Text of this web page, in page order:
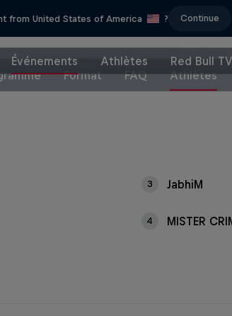
from United States of America ? Continue
Événements Athlètes
Red Bull TV
Format FAQ Athlètes
3 JabhiM
4 MISTER